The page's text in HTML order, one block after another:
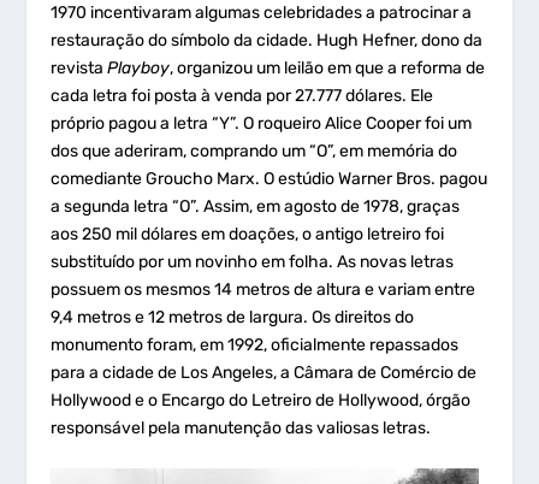
1970 incentivaram algumas celebridades a patrocinar a
restauração do símbolo da cidade. Hugh Hefner, dono da
revistaPlayboy, organizou um leilão em que a reforma de
cada letra foi posta à venda por 27.777 dólares. Ele
próprio pagou a letra “Y”. O roqueiro Alice Cooper foi um
dos que aderiram, comprando um “O”, em memória do
comediante Groucho Marx. O estúdio Warner Bros. pagou
a segunda letra “O”. Assim, em agosto de 1978, graças
aos 250 mil dólares em doações, o antigo letreiro foi
substituído por um novinho em folha. As novas letras
possuem os mesmos 14 metros de altura e variam entre
9,4 metros e 12 metros de largura. Os direitos do
monumento foram, em 1992, oficialmente repassados
para a cidade de Los Angeles, a Câmara de Comércio de
Hollywood e o Encargo do Letreiro de Hollywood, órgão
responsável pela manutenção das valiosas letras.